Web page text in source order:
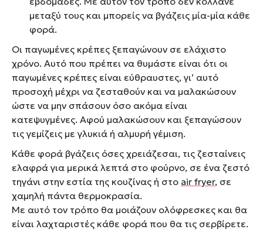
μεταξύ τους και μπορείς να βγάζεις μία-μία κάθε
φορά.
Οι παγωμένες κρέπες ξεπαγώνουν σε ελάχιστο
χρόνο. Αυτό που πρέπει να θυμάστε είναι ότι οι
παγωμένες κρέπες είναι εύθραυστες, γι’ αυτό
προσοχή μέχρι να ζεσταθούν και να μαλακώσουν
ώστε να μην σπάσουν όσο ακόμα είναι
κατεψυγμένες. Αφού μαλακώσουν και ξεπαγώσουν
τις γεμίζεις με γλυκιά ή αλμυρή γέμιση.
Κάθε φορά βγάζεις όσες χρειάζεσαι, τις ζεσταίνεις
ελαφρά για μερικά λεπτά στο φούρνο, σε ένα ζεστό
τηγάνι στην εστία της κουζίνας ή στο air fryer, σε
χαμηλή πάντα θερμοκρασία.
Με αυτό τον τρόπο θα μοιάζουν ολόφρεσκες και θα
είναι λαχταριστές κάθε φορά που θα τις σερβίρετε.